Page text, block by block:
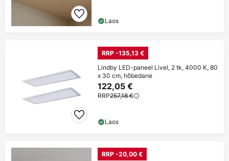
Laos
RRP -135,13 €
Lindby LED-paneel Livel, 2 tk, 4000 K, 80
x 30 cm, hõbedane
122,05 €
RRP257,18 €
Laos
RRP -20,00 €